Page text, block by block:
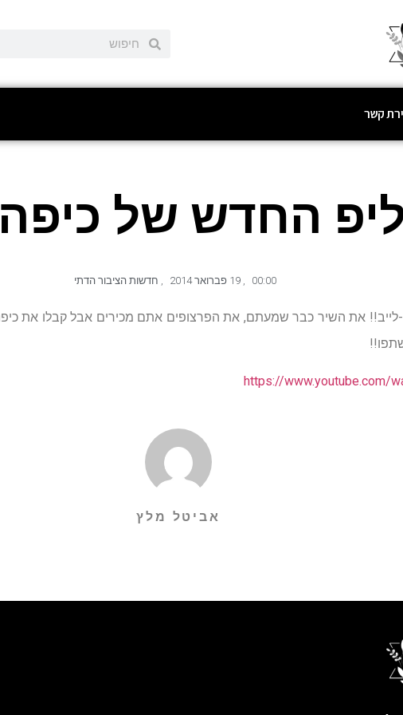
קשר
החדש של כיפה
00:00
,
, חדשות הציבור הדתי
את השיר כבר שמעתם, את הפרצופים אתם מכירים אבל קבלו את
https://www.youtube.com/
אביטל מלץ